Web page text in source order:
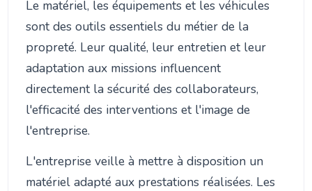
Le matériel, les équipements et les véhicules
sont des outils essentiels du métier de la
propreté. Leur qualité, leur entretien et leur
adaptation aux missions influencent
directement la sécurité des collaborateurs,
l'efficacité des interventions et l'image de
l'entreprise.
L'entreprise veille à mettre à disposition un
matériel adapté aux prestations réalisées. Les